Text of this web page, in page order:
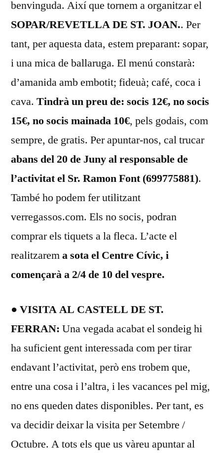
benvinguda. Així que tornem a organitzar el
SOPAR/REVETLLA DE ST. JOAN.. Per
tant, per aquesta data, estem preparant: sopar,
i una mica de ballaruga. El menú constarà:
d’amanida amb embotit; fideuà; café, coca i
cava. Tindrà un preu de: socis 12€, no socis
15€, no socis mainada 10€, pels godais, com
sempre, de gratis. Per apuntar-nos, cal trucar
abans del 20 de Juny al responsable de
l’activitat el Sr. Ramon Font (699775881).
També ho podem fer utilitzant
verregassos.com. Els no socis, podran
comprar els tiquets a la fleca. L’acte el
realitzarema sota el Centre Cívic, i
començarà a 2/4 de 10 del vespre.
● VISITA AL CASTELL DE ST.
FERRAN: Una vegada acabat el sondeig hi
ha suficient gent interessada com per tirar
endavant l’activitat, però ens trobem que,
entre una cosa i l’altra, i les vacances pel mig,
no ens queden dates disponibles. Per tant, es
va decidir deixar la visita per Setembre /
Octubre. A tots els que us vàreu apuntar al